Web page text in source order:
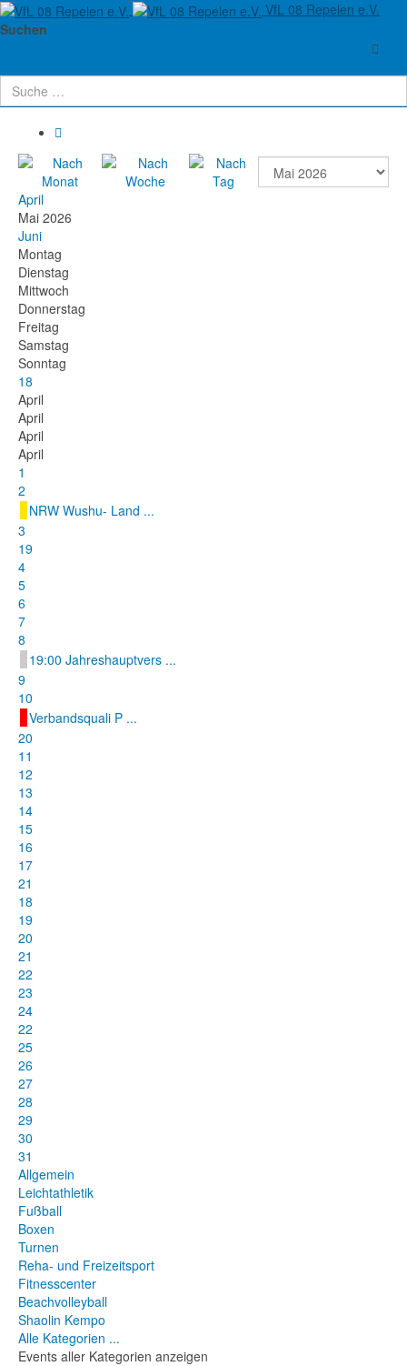
VfL 08 Repelen e.V.
Suchen
Aktuelle Seite:
Terminkalender
April
Mai 2026
Juni
Montag
Dienstag
Mittwoch
Donnerstag
Freitag
Samstag
Sonntag
18
April
April
April
April
1
2
NRW Wushu- Land ...
3
19
4
5
6
7
8
19:00 Jahreshauptvers ...
9
10
Verbandsquali P ...
20
11
12
13
14
15
16
17
21
18
19
20
21
22
23
24
22
25
26
27
28
29
30
31
Allgemein
Leichtathletik
Fußball
Boxen
Turnen
Reha- und Freizeitsport
Fitnesscenter
Beachvolleyball
Shaolin Kempo
Alle Kategorien ...
Events aller Kategorien anzeigen